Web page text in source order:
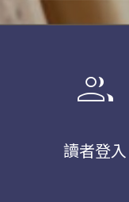
group
讀者登入